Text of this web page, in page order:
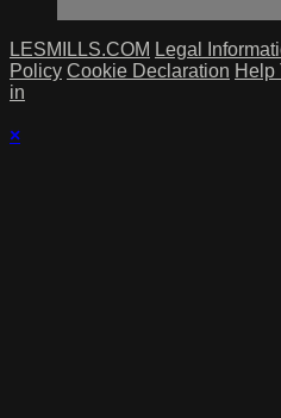
LESMILLS.COM Legal
Policy Cookie Declaration Help
in
×